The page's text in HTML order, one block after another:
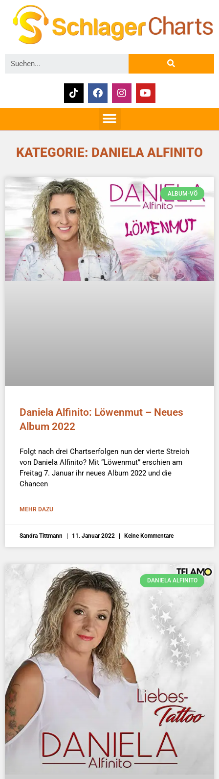
KATEGORIE: DANIELA ALFINITO
ALBUM-VÖ
Daniela Alfinito: Löwenmut – Neues
Album 2022
Folgt nach drei Chartserfolgen nun der vierte Streich
von Daniela Alfinito? Mit “Löwenmut” erschien am
Freitag 7. Januar ihr neues Album 2022 und die
Chancen
MEHR DAZU
Sandra Tittmann 11. Januar 2022 Keine Kommentare
DANIELA ALFINITO